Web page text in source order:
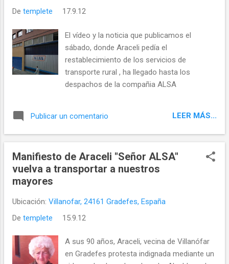
De templete 17.9.12
El vídeo y la noticia que publicamos el
sábado, donde Araceli pedía el
restablecimiento de los servicios de
transporte rural , ha llegado hasta los
despachos de la compañia ALSA
Publicar un comentario LEER MÁS...
Manifiesto de Araceli "Señor ALSA"
vuelva a transportar a nuestros
mayores
Ubicación: Villanofar, 24161 Gradefes, España
De templete 15.9.12
A sus 90 años, Araceli, vecina de Villanófar
en Gradefes protesta indignada mediante un